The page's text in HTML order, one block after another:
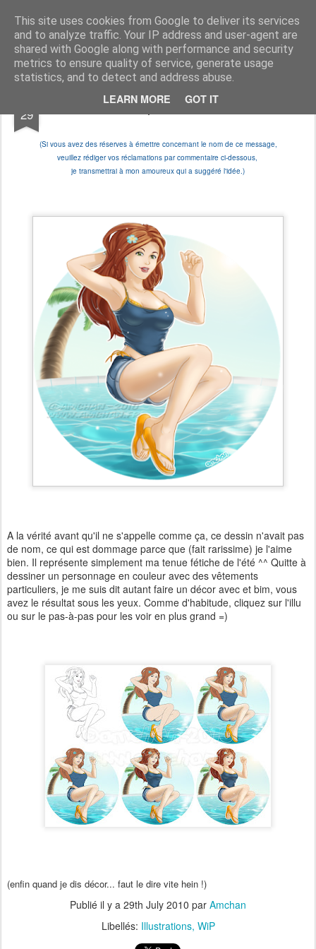
This site uses cookies from Google to deliver its services
and to analyze traffic. Your IP address and user-agent are
shared with Google along with performance and security
metrics to ensure quality of service, generate usage
statistics, and to detect and address abuse.
LEARN MORE GOT IT
Amchan ! Le blog d'Amchan, Illustratrice, dessinatrice de BD et coloriste, à votre service !
Pages
29 La petite sirène
(Si vous avez des réserves à émettre concernant le nom de ce message,
veuillez rédiger vos réclamations par commentaire ci-dessous,
je transmettrai à mon amoureux qui a suggéré l'idée.)
A la vérité avant qu'il ne s'appelle comme ça, ce dessin n'avait pas
de nom, ce qui est dommage parce que (fait rarissime) je l'aime
bien. Il représente simplement ma tenue fétiche de l'été ^^ Quitte à
dessiner un personnage en couleur avec des vêtements
particuliers, je me suis dit autant faire un décor avec et bim, vous
avez le résultat sous les yeux. Comme d'habitude, cliquez sur l'illu
ou sur le pas-à-pas pour les voir en plus grand =)
(enfin quand je dis décor... faut le dire vite hein !)
Publié il y a 29th July 2010 par Amchan
Libellés: Illustrations WiP